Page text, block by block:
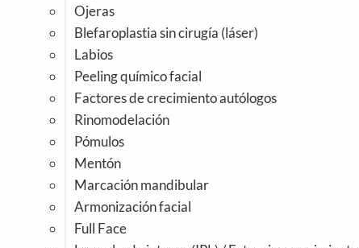
Ojeras
Blefaroplastia sin cirugía (láser)
Labios
Peeling químico facial
Factores de crecimiento autólogos
Rinomodelación
Pómulos
Mentón
Marcación mandibular
Armonización facial
Full Face